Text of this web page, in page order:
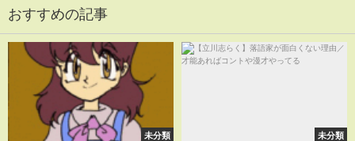
おすすめの記事
未分類 未分類